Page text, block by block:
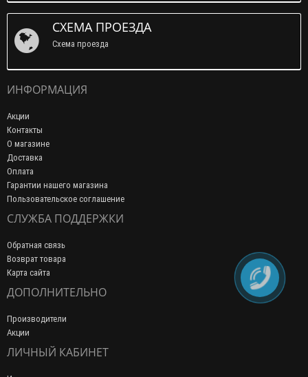
СХЕМА ПРОЕЗДА
Схема проезда
ИНФОРМАЦИЯ
Акции
Контакты
О магазине
Доставка
Оплата
Гарантии нашего магазина
Пользовательское соглашение
СЛУЖБА ПОДДЕРЖКИ
Обратная связь
Возврат товара
Карта сайта
ДОПОЛНИТЕЛЬНО
Производители
Акции
ЛИЧНЫЙ КАБИНЕТ